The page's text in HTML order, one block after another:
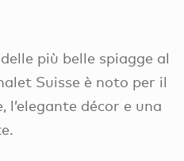
più belle spiagge al
Suisse è noto per il
l’elegante décor e una